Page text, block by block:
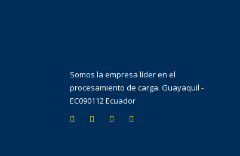
Somos la empresa líder en el
procesamiento de carga. Guayaquil -
EC090112 Ecuador